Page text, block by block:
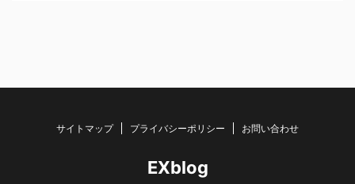
サイトマップ プライバシーポリシー お問い合わせ
EXblog